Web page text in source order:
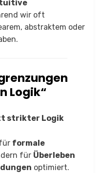
wir oft
abstraktem oder
Logik“
strikter Logik
formale
für Überleben
optimiert.